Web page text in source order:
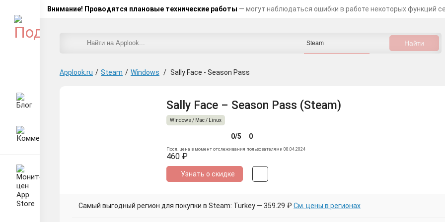
Внимание! Проводятся плановые технические работы — могут наблюдаться ошибки в работе некоторых функций
Applook.ru / Steam / Windows / Sally Face - Season Pass
Sally Face – Season Pass (Steam)
Windows / Mac / Linux
0/5 0
Посл. цена в момент отслеживания пользователями 08.04.2024
460 ₽
Узнать о скидке
Самый выгодный регион для покупки в Steam: Turkey — 359.29 ₽ См. цены в регионах